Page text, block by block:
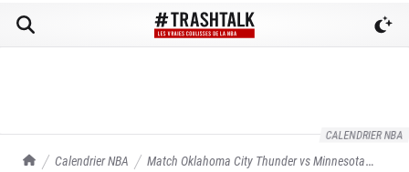
CALENDRIER NBA
TrashTalk Actu NBA
Calendrier NBA Match Oklahoma City ThundervsMinnesota